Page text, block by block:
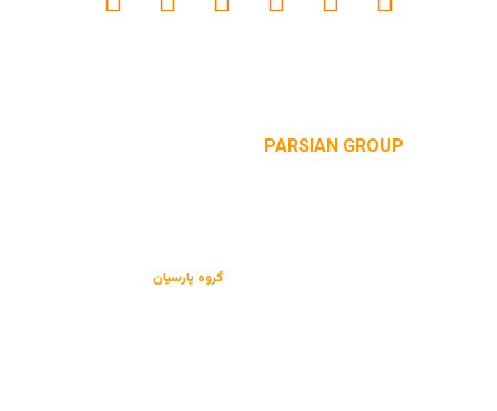
website designed byPARSIAN GROUP
گروه پارسیانمی باشد.